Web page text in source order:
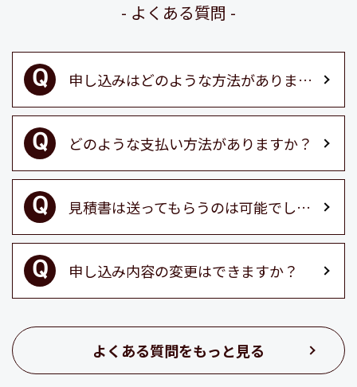
よくある質問
申し込みはどのような方法がありますか？
どのような支払い方法がありますか？
見積書は送ってもらうのは可能でしょうか？
申し込み内容の変更はできますか？
よくある質問をもっと見る